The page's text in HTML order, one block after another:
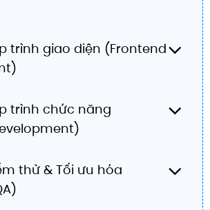
trình giao diện (Frontend
trình chức năng
thử & Tối ưu hóa